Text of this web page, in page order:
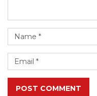
POST COMMENT